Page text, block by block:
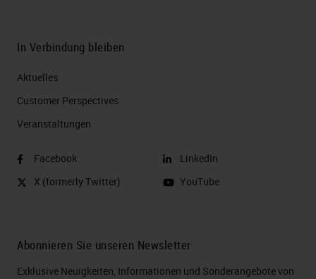
In Verbindung bleiben
Aktuelles
Customer Perspectives​
Veranstaltungen
Facebook
X (formerly Twitter)
LinkedIn
YouTube
Abonnieren Sie unseren Newsletter
Exklusive Neuigkeiten, Informationen und Sonderangebote von